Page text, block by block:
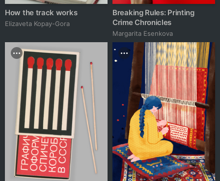
How the track works
Elizaveta Kopay-Gora
Breaking Rules: Printing
Crime Chronicles
Margarita Esenkova